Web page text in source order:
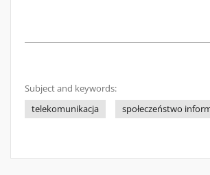
Subject and keywords:
telekomunikacja
społeczeństwo